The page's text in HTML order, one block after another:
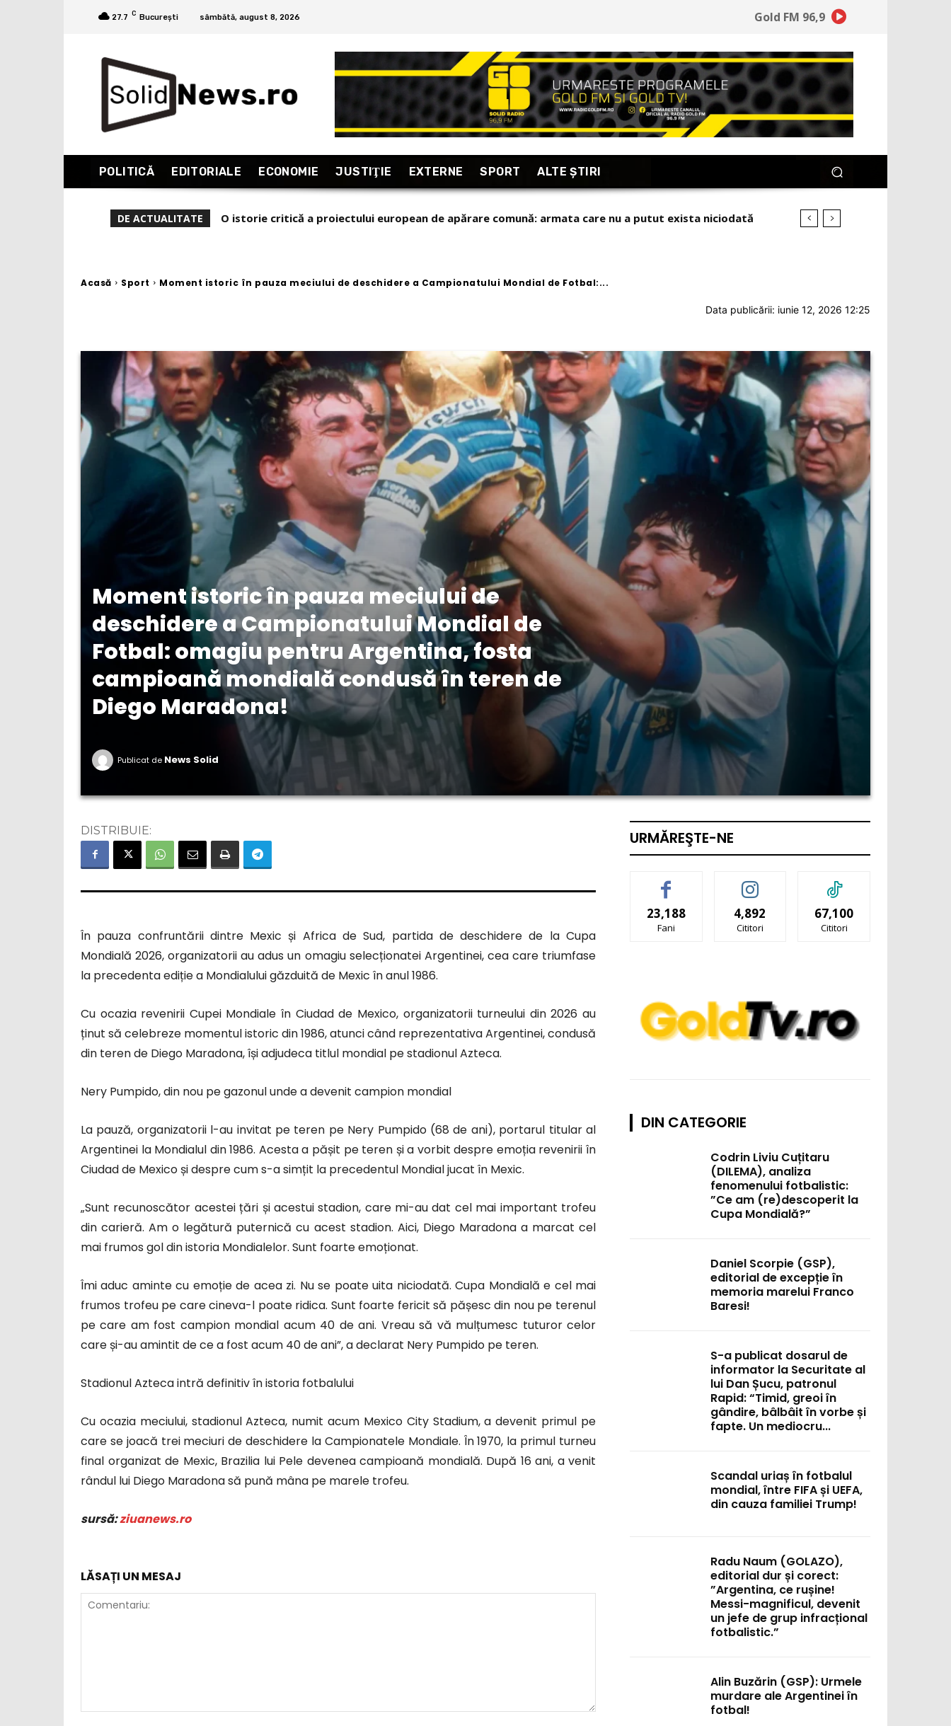
27.7 C București sâmbătă, august 8, 2026 Gold FM 96,9
POLITICĂ EDITORIALE ECONOMIE JUSTIŢIE EXTERNE SPORT ALTE ŞTIRI
DE ACTUALITATE De ce l-a demis Zelenski pe popularul Ministru al Apărării
Acasă Sport Moment istoric în pauza meciului de deschidere a Campionatului Mondial de Fotbal:...
Data publicării: iunie 12, 2026 12:25
Moment istoric în pauza meciului de
deschidere a Campionatului Mondial de
Fotbal: omagiu pentru Argentina, fosta
campioană mondială condusă în teren de
Diego Maradona!
Publicat de News Solid
DISTRIBUIE:
În pauza confruntării dintre Mexic și Africa de Sud, partida de deschidere de la Cupa
Mondială 2026, organizatorii au adus un omagiu selecționatei Argentinei, cea care triumfase
la precedenta ediție a Mondialului găzduită de Mexic în anul 1986.
Cu ocazia revenirii Cupei Mondiale în Ciudad de Mexico, organizatorii turneului din 2026 au
ținut să celebreze momentul istoric din 1986, atunci când reprezentativa Argentinei, condusă
din teren de Diego Maradona, își adjudeca titlul mondial pe stadionul Azteca.
Nery Pumpido, din nou pe gazonul unde a devenit campion mondial
La pauză, organizatorii l-au invitat pe teren pe Nery Pumpido (68 de ani), portarul titular al
Argentinei la Mondialul din 1986. Acesta a pășit pe teren și a vorbit despre emoția revenirii în
Ciudad de Mexico și despre cum s-a simțit la precedentul Mondial jucat în Mexic.
„Sunt recunoscător acestei țări și acestui stadion, care mi-au dat cel mai important trofeu
din carieră. Am o legătură puternică cu acest stadion. Aici, Diego Maradona a marcat cel
mai frumos gol din istoria Mondialelor. Sunt foarte emoționat.
Îmi aduc aminte cu emoție de acea zi. Nu se poate uita niciodată. Cupa Mondială e cel mai
frumos trofeu pe care cineva-l poate ridica. Sunt foarte fericit să pășesc din nou pe terenul
pe care am fost campion mondial acum 40 de ani. Vreau să vă mulțumesc tuturor celor
care și-au amintit de ce a fost acum 40 de ani”, a declarat Nery Pumpido pe teren.
Stadionul Azteca intră definitiv în istoria fotbalului
Cu ocazia meciului, stadionul Azteca, numit acum Mexico City Stadium, a devenit primul pe
care se joacă trei meciuri de deschidere la Campionatele Mondiale. În 1970, la primul turneu
final organizat de Mexic, Brazilia lui Pele devenea campioană mondială. După 16 ani, a venit
rândul lui Diego Maradona să pună mâna pe marele trofeu.
sursă:ziuanews.ro
LĂSAȚI UN MESAJ
URMĂREŞTE-NE
23,188
Fani
4,892
Cititori
67,100
Cititori
DIN CATEGORIE
Codrin Liviu Cuțitaru
(DILEMA), analiza
fenomenului fotbalistic:
”Ce am (re)descoperit la
Cupa Mondială?”
Daniel Scorpie (GSP),
editorial de excepție în
memoria marelui Franco
Baresi!
S-a publicat dosarul de
informator la Securitate al
lui Dan Șucu, patronul
Rapid: “Timid, greoi în
gândire, bâlbâit în vorbe și
fapte. Un mediocru...
Scandal uriaș în fotbalul
mondial, între FIFA și UEFA,
din cauza familiei Trump!
Radu Naum (GOLAZO),
editorial dur și corect:
”Argentina, ce rușine!
Messi-magnificul, devenit
un jefe de grup infracțional
fotbalistic.”
Alin Buzărin (GSP): Urmele
murdare ale Argentinei în
fotbal!